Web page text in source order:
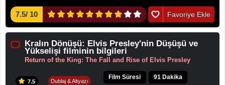
7.5/ 10 Favoriye Ekle
Kralın Dönüşü: Elvis Presley'nin Düşüşü ve
Yükselişi filminin bilgileri
Return of the King: The Fall and Rise of Elvis Presley
7.5 Dublaj & Altyazı
Film Süresi 91 Dakika